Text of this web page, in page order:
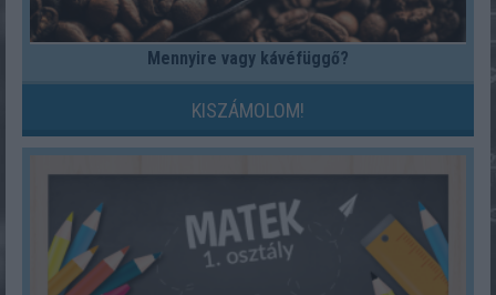
Mennyire vagy kávéfüggő?
KISZÁMOLOM!